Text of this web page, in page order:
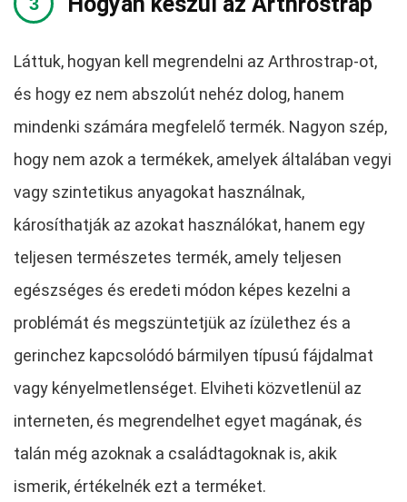
Láttuk, hogyan kell megrendelni az Arthrostrap-ot,
és hogy ez nem abszolút nehéz dolog, hanem
mindenki számára megfelelő termék. Nagyon szép,
hogy nem azok a termékek, amelyek általában vegyi
vagy szintetikus anyagokat használnak,
károsíthatják az azokat használókat, hanem egy
teljesen természetes termék, amely teljesen
egészséges és eredeti módon képes kezelni a
problémát és megszüntetjük az ízülethez és a
gerinchez kapcsolódó bármilyen típusú fájdalmat
vagy kényelmetlenséget. Elviheti közvetlenül az
interneten, és megrendelhet egyet magának, és
talán még azoknak a családtagoknak is, akik
ismerik, értékelnék ezt a terméket.